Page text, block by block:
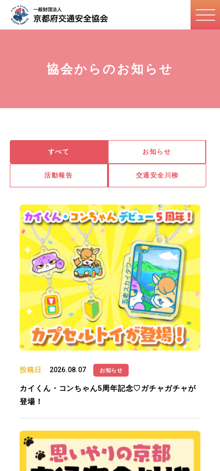
協会からのお知らせ
すべて お知らせ
活動報告 交通安全川柳
投稿日 2026.08.07 お知らせ
カイくん・コンちゃん5周年記念♡ガチャガチャが
登場！